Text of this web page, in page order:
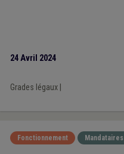
24 Avril 2024
Grades légaux|
Fonctionnement Mandataires